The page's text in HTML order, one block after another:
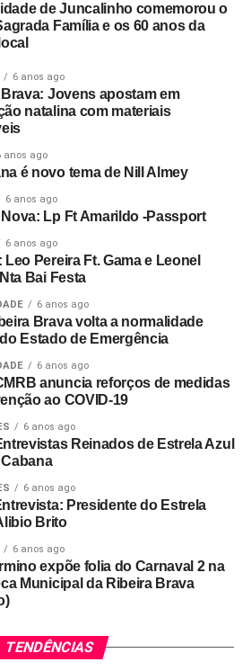
de Juncalinho comemorou o
Família e os 60 anos da
6 anos ago
Brava: Jovens apostam em
natalina com materiais
anos ago
é novo tema de Nill Almey
6 anos ago
Nova: Lp Ft Amarildo -Passport
6 anos ago
Leo Pereira Ft. Gama e Leonel
Bai Festa
6 anos ago
Brava volta a normalidade
Estado de Emergência
6 anos ago
anuncia reforços de medidas
ao COVID-19
6 anos ago
Reinados de Estrela Azul
6 anos ago
Presidente do Estrela
Brito
6 anos ago
expõe folia do Carnaval 2 na
Municipal da Ribeira Brava
TENDÊNCIAS